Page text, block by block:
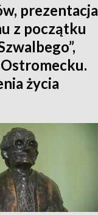
prezentacja
z początku
życia